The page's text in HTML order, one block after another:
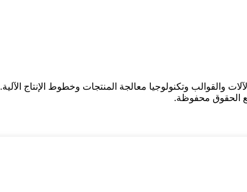
والقوالب وتكنولوجيا معالجة المنتجات وخطوط الإنتاج الآلية.